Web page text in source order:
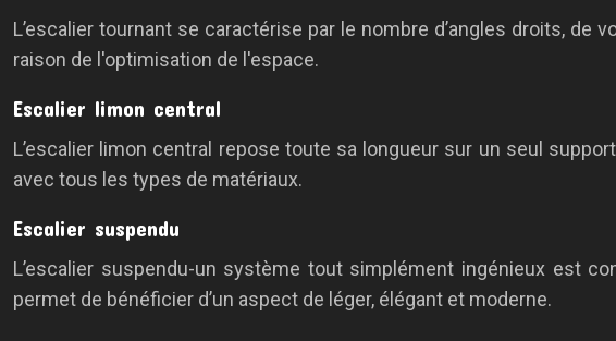
L’escalier tournant se caractérise par le nombre d’angles droits,
raison de l'optimisation de l'espace.
Escalier limon central
L’escalier limon central repose toute sa longueur sur un seul
avec tous les types de matériaux.
Escalier suspendu
L’escalier suspendu-un système tout simplément ingénieux est
permet de bénéficier d’un aspect de léger, élégant et moderne.